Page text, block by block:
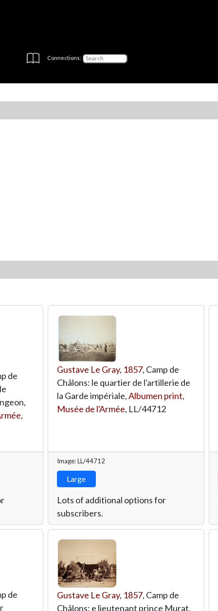
Connections:
de
,
Gustave Le Gray, 1857, Camp de
Châlons: le quartier de l'artillerie de
la Garde impériale,Albumen print,
Musée de l'Armée, LL/44712
Image: LL/44712
Large
Lots of additional options for
subscribers.
de
Gustave Le Gray, 1857, Camp de
Châlons: e lieutenant prince Murat,